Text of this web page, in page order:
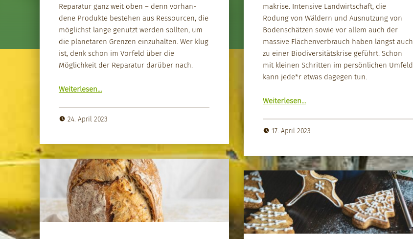
Reparatur ganz weit oben – denn vorhan­
dene Pro­duk­te beste­hen aus Ressourcen, die
möglichst lange genutzt wer­den soll­ten, um
die plan­etaren Gren­zen einzuhal­ten. Wer klug
ist, denk schon im Vor­feld über die
Möglichkeit der Reparatur darüber nach.
Weit­er­lesen…
24. April 2023
makrise. Inten­sive Land­wirtschaft, die
Rodung von Wäldern und Aus­nutzung von
Boden­schätzen sowie vor allem auch der
mas­sive Flächen­ver­brauch haben längst auch
zu ein­er Bio­di­ver­sität­skrise geführt. Schon
mit kleinen Schrit­ten im per­sön­lichen Umfeld
kann jede*r etwas dage­gen tun.
Weit­er­lesen…
17. April 2023